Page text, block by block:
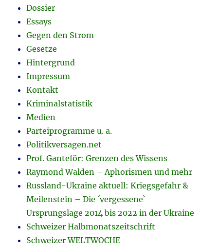
Dossier
Essays
Gegen den Strom
Gesetze
Hintergrund
Impressum
Kontakt
Kriminalstatistik
Medien
Parteiprogramme u. a.
Politikversagen.net
Prof. Ganteför: Grenzen des Wissens
Raymond Walden – Aphorismen und mehr
Russland-Ukraine aktuell: Kriegsgefahr &
Meilenstein – Die ´vergessene`
Ursprungslage 2014 bis 2022 in der Ukraine
Schweizer Halbmonatszeitschrift
Schweizer WELTWOCHE